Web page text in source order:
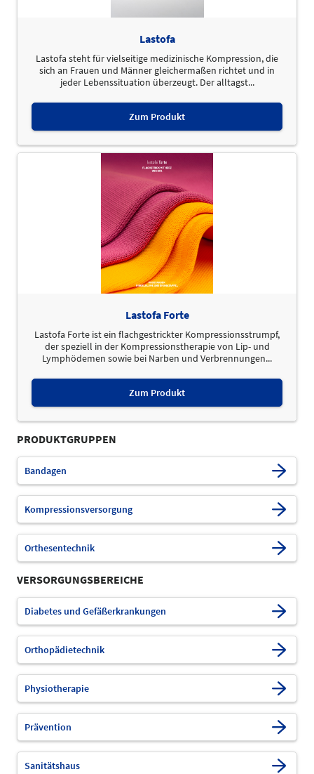
Lastofa
Lastofa steht für vielseitige medizinische Kompression, die
sich an Frauen und Männer gleichermaßen richtet und in
jeder Lebenssituation überzeugt. Der alltagst...
Zum Produkt
Lastofa Forte
Lastofa Forte ist ein flachgestrickter Kompressionsstrumpf,
der speziell in der Kompressionstherapie von Lip- und
Lymphödemen sowie bei Narben und Verbrennungen...
Zum Produkt
PRODUKTGRUPPEN
Bandagen
Kompressionsversorgung
Orthesentechnik
VERSORGUNGSBEREICHE
Diabetes und Gefäßerkrankungen
Orthopädietechnik
Physiotherapie
Prävention
Sanitätshaus